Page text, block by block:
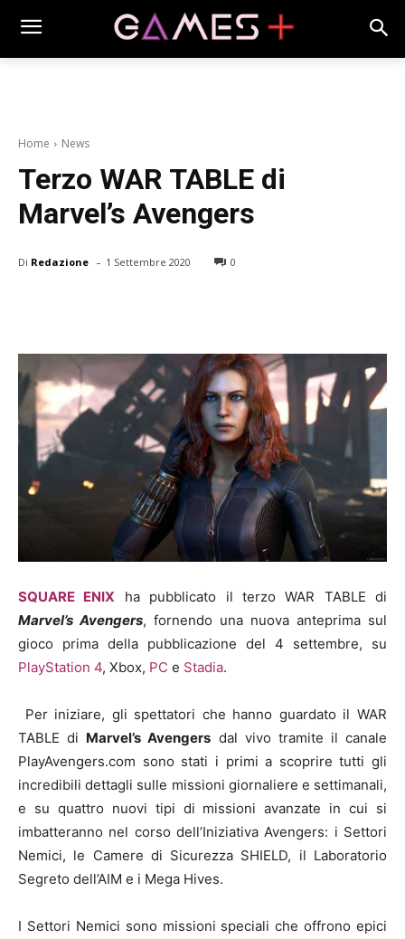
Home News
Terzo WAR TABLE di
Marvel’s Avengers
Di Redazione - 1 Settembre 2020 0
SQUARE ENIX ha pubblicato il terzo WAR TABLE di
Marvel’s Avengers, fornendo una nuova anteprima sul
gioco prima della pubblicazione del 4 settembre, su
PlayStation 4, Xbox, PC e Stadia.
Per iniziare, gli spettatori che hanno guardato il WAR
TABLE di Marvel’s Avengers dal vivo tramite il canale
PlayAvengers.com sono stati i primi a scoprire tutti gli
incredibili dettagli sulle missioni giornaliere e settimanali,
e su quattro nuovi tipi di missioni avanzate in cui si
imbatteranno nel corso dell’Iniziativa Avengers: i Settori
Nemici, le Camere di Sicurezza SHIELD, il Laboratorio
Segreto dell’AIM e i Mega Hives.
I Settori Nemici sono missioni speciali che offrono epici